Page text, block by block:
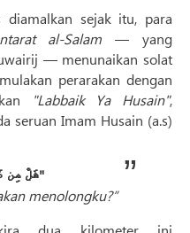
diamalkan sejak itu, para
al-Salam — yang
— menunaikan solat
perarakan dengan
"Labbaik Ya Husain",
seruan Imam Husain (a.s)
"هَلْ مِن نَاصِرٍ يَنْصُرُني؟"
menolongku?”